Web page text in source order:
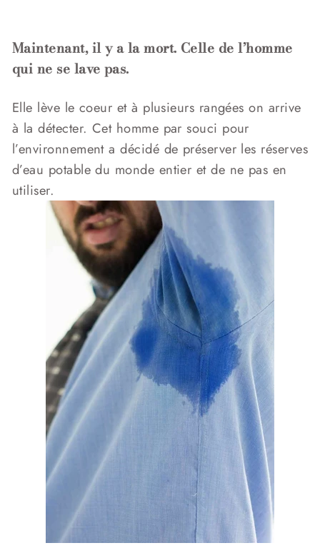
Maintenant, il y a la mort. Celle de l’homme
qui ne se lave pas.
Elle lève le coeur et à plusieurs rangées on arrive
à la détecter. Cet homme par souci pour
l’environnement a décidé de préserver les réserves
d’eau potable du monde entier et de ne pas en
utiliser.